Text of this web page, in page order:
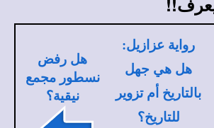
رواية عزازيل:
هل هي جهل
بالتاريخ أم تزوير
للتاريخ؟
هل رفض
نسطور مجمع
نيقية؟